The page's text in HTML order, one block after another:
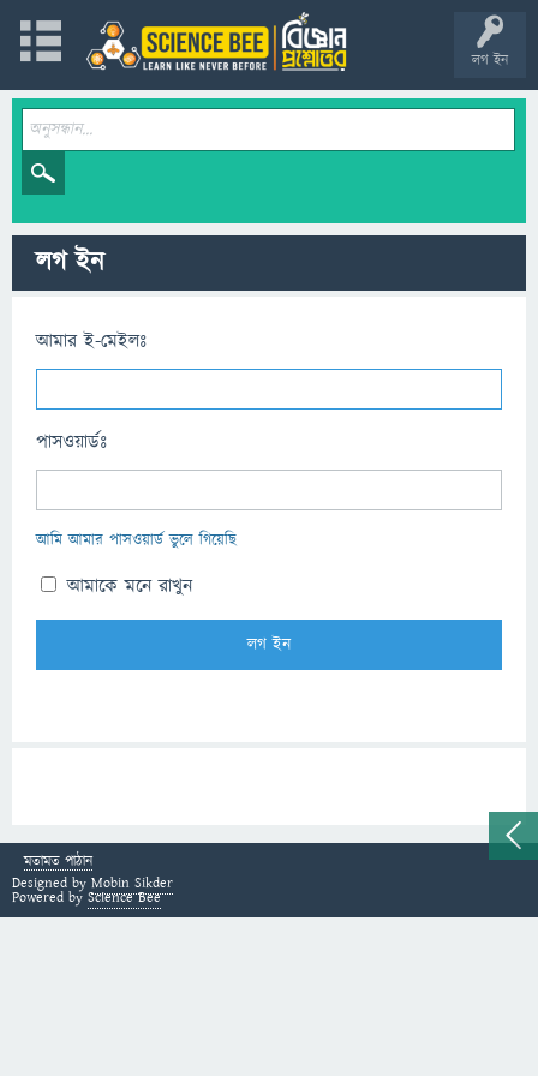
লগ ইন
লগ ইন
আমার ই-মেইলঃ
পাসওয়ার্ডঃ
আমি আমার পাসওয়ার্ড ভুলে গিয়েছি
আমাকে মনে রাখুন
মতামত পাঠান
Designed by Mobin Sikder
Powered by Science Bee